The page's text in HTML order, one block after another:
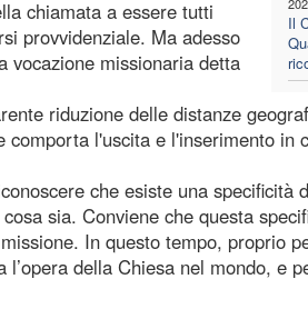
Il
chiamata a essere tutti
provvidenziale. Ma adesso
vocazione missionaria detta
riduzione delle distanze
comporta l'uscita e l'inserimento in
che esiste una specificità
sia. Conviene che questa
In questo tempo, proprio
della Chiesa nel mondo, e